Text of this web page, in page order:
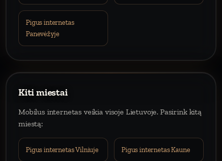
Pigus internetas
Panevėžyje
Kiti miestai
Mobilus internetas veikia visoje Lietuvoje. Pasirink kitą
miestą:
Pigus internetas Vilniuje Pigus internetas Kaune